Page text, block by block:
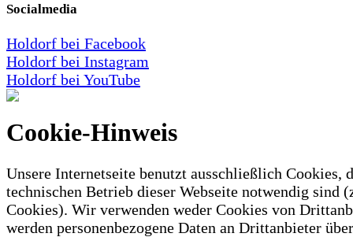
Socialmedia
Holdorf bei Facebook
Holdorf bei Instagram
Holdorf bei YouTube
Cookie-Hinweis
Unsere Internetseite benutzt ausschließlich Cookies,
technischen Betrieb dieser Webseite notwendig sind
Cookies). Wir verwenden weder Cookies von
werden personenbezogene Daten an Drittanbieter